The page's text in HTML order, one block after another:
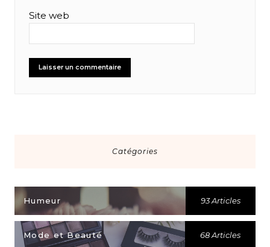
Site web
Catégories
Humeur 93 Articles
Mode et Beauté 68 Articles